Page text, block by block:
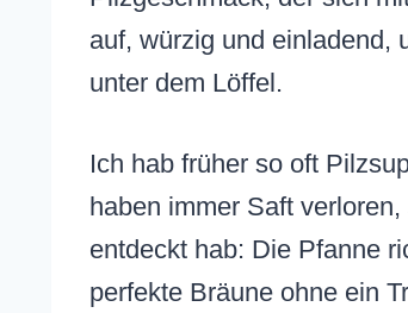
auf, würzig und einladend,
unter dem Löffel.
Ich hab früher so oft
haben immer Saft
entdeckt hab: Die Pfanne
perfekte Bräune ohne ein